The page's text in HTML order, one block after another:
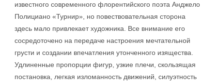
известного современного флорентийского поэта Анджело
Полициано «Турнир», но повествовательная сторона
здесь мало привлекает художника. Все внимание его
сосредоточено на передаче настроения мечтательной
грусти и создании впечатления утонченного изящества.
Удлиненные пропорции фигур, узкие плечи, скользящая
постановка, легкая изломанность движений, силуэтность